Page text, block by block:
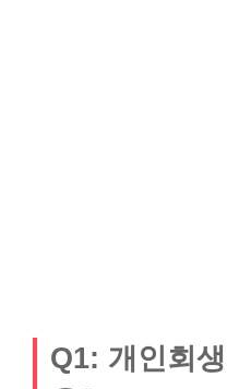
Q1: 개인회